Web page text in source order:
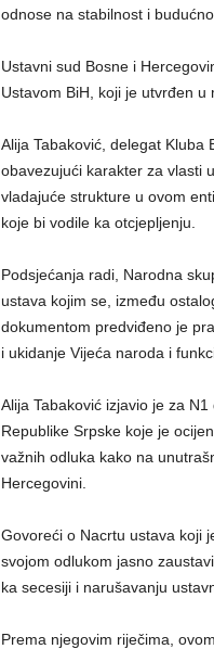
odnose na stabilnost i
Ustavni sud Bosne i
Ustavom BiH, koji je utvrđen u
Alija Tabaković, delegat Kluba
obavezujući karakter za vlasti
vladajuće strukture u ovom
koje bi vodile ka otcjepljenju.
Podsjećanja radi, Narodna
ustava kojim se, između
dokumentom predviđeno je
i ukidanje Vijeća naroda i
Alija Tabaković izjavio je za
Republike Srpske koje je
važnih odluka kako na
Hercegovini.
Govoreći o Nacrtu ustava koji
svojom odlukom jasno
ka secesiji i narušavanju
Prema njegovim riječima,